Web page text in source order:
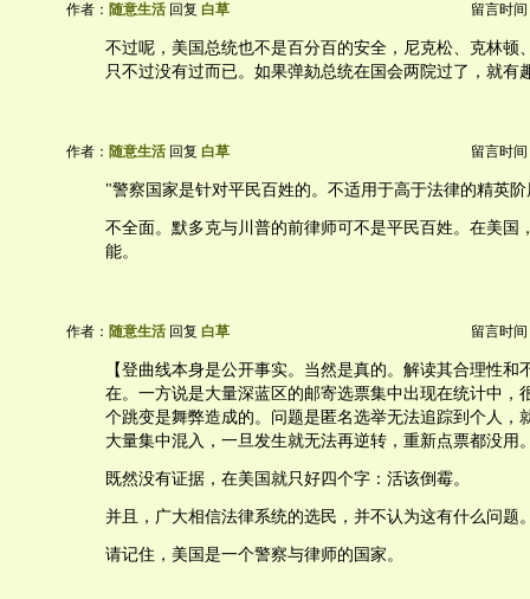
作者： 随意生活 回复 白草 留言时间
不过呢，美国总统也不是百分百的安全，尼克松、克林顿
只不过没有过而已。如果弹劾总统在国会两院过了，就有
作者： 随意生活 回复 白草 留言时间
"警察国家是针对平民百姓的。不适用于高于法律的精英
不全面。默多克与川普的前律师可不是平民百姓。在美国
能。
作者： 随意生活 回复 白草 留言时间
【登曲线本身是公开事实。当然是真的。解读其合理性和
在。一方说是大量深蓝区的邮寄选票集中出现在统计中，
个跳变是舞弊造成的。问题是匿名选举无法追踪到个人，
大量集中混入，一旦发生就无法再逆转，重新点票都没用
既然没有证据，在美国就只好四个字：活该倒霉。
并且，广大相信法律系统的选民，并不认为这有什么问题
请记住，美国是一个警察与律师的国家。